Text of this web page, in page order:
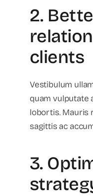
2.
clients
Vestibulum
quam vulputate
lobortis. Mauris
sagittis ac
3.